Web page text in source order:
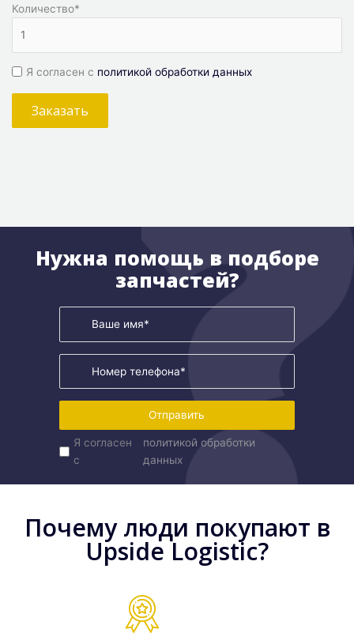
Количество*
Я согласен с политикой обработки данных
Заказать
Нужна помощь в подборе
запчастей?
Отправить
Я согласен
с
политикой обработки
данных
Почему люди покупают в
Upside Logistic?